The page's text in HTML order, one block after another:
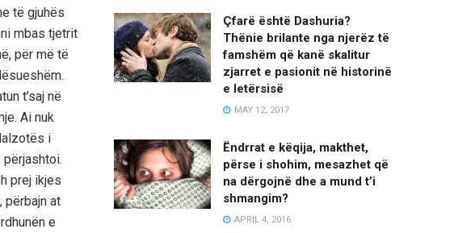
të gjuhës
mbas tjetrit
për më të
t’saj në
Ai nuk
i
prej ikjes
përbajn at
e
Çfarë është Dashuria?
Thënie brilante nga njerëz të
famshëm që kanë skalitur
zjarret e pasionit në historinë
e letërsisë
MAY 12, 2017
Ëndrrat e këqija, makthet,
përse i shohim, mesazhet që
na dërgojnë dhe a mund t’i
shmangim?
APRIL 4, 2016